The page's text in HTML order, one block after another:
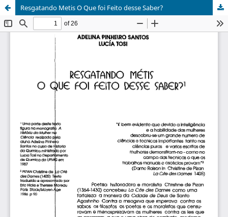
Resgatando Metis O Que foi Feito desse Saber?